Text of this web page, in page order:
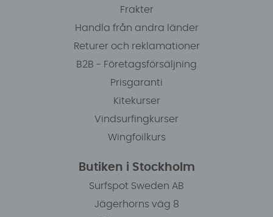
Frakter
Handla från andra länder
Returer och reklamationer
B2B - Företagsförsäljning
Prisgaranti
Kitekurser
Vindsurfingkurser
Wingfoilkurs
Butiken i Stockholm
Surfspot Sweden AB
Jägerhorns väg 8